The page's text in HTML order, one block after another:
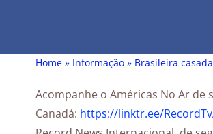
Home» Informação» Brasileira
Acompanhe o Américas No Ar de
Canadá: https://linktr.ee/